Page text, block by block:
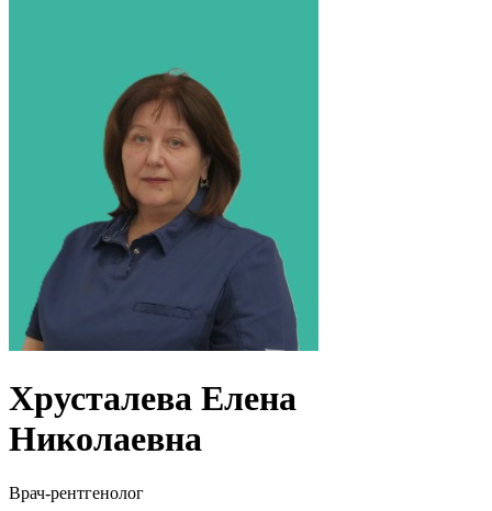
Хрусталева Елена
Николаевна
Врач-рентгенолог